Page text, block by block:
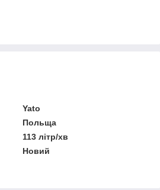
Yato
Польща
113 літр/хв
Новий